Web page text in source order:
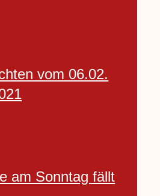
vom 06.02.
am Sonntag fällt